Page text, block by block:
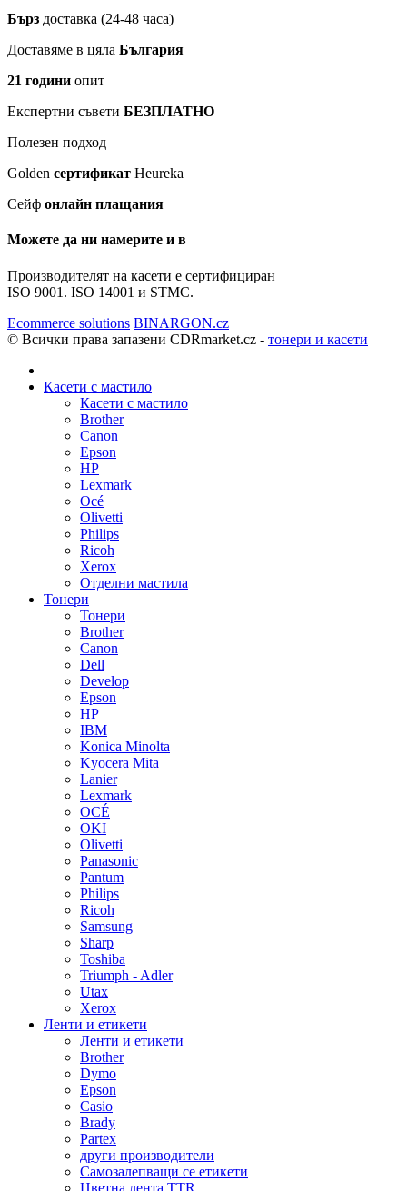
Бърз доставка (24-48 часа)
Доставяме в цяла България
21 години опит
Експертни съвети БЕЗПЛАТНО
Полезен подход
Golden сертификат Heureka
Сейф онлайн плащания
Можете да ни намерите и в
Производителят на касети е сертифициран
ISO 9001. ISO 14001 и STMC.
Ecommerce solutions BINARGON.cz
© Всички права запазени CDRmarket.cz - тонери и касети
Касети с мастило
Касети с мастило
Brother
Canon
Epson
HP
Lexmark
Océ
Olivetti
Philips
Ricoh
Xerox
Отделни мастила
Тонери
Тонери
Brother
Canon
Dell
Develop
Epson
HP
IBM
Konica Minolta
Kyocera Mita
Lanier
Lexmark
OCÉ
OKI
Olivetti
Panasonic
Pantum
Philips
Ricoh
Samsung
Sharp
Toshiba
Triumph - Adler
Utax
Xerox
Ленти и етикети
Ленти и етикети
Brother
Dymo
Epson
Casio
Brady
Partex
други производители
Самозалепващи се етикети
Цветна лента TTR